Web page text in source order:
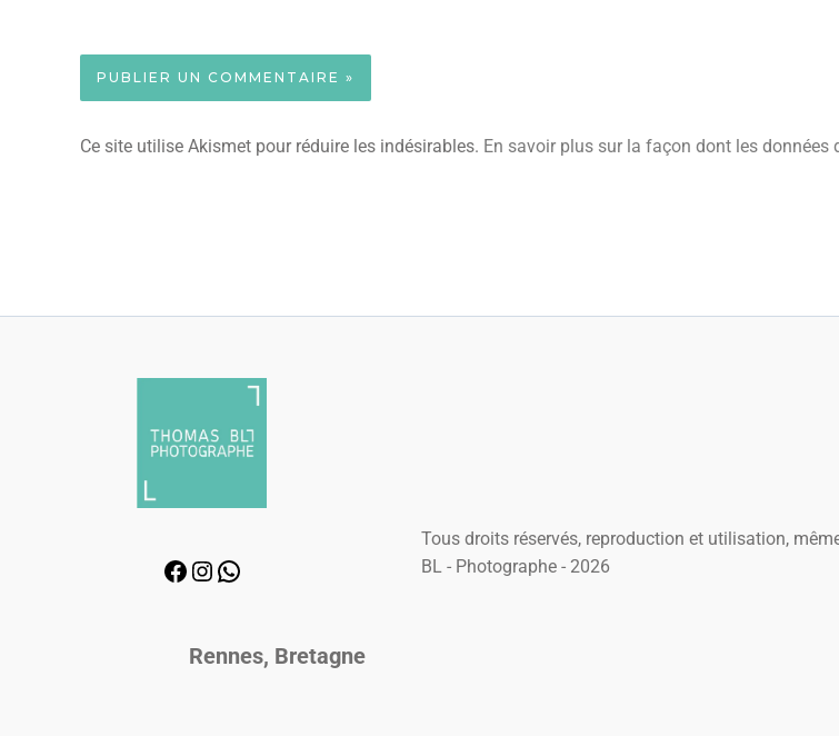
Ce site utilise Akismet pour réduire les indésirables. En savoir plus sur la façon dont les
Rennes, Bretagne
Tous droits réservés, reproduction et utilisation,
BL - Photographe - 2026